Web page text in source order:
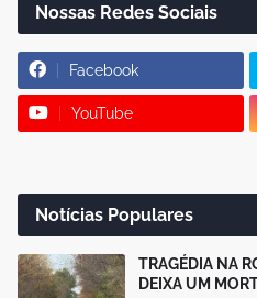
Nossas Redes Sociais
Facebook
YouTube
Notícias Populares
TRAGÉDIA NA
DEIXA UM